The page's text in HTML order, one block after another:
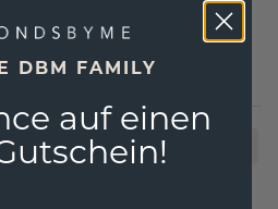
Schwarz Perle
Exkl. MwSt. & Zölle
DBM FAMILY
auf einen